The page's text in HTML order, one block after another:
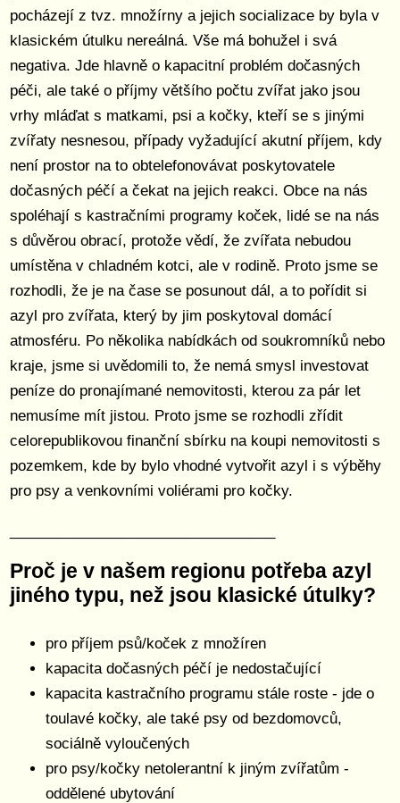
pocházejí z tvz. množírny a jejich socializace by byla v
klasickém útulku nereálná. Vše má bohužel i svá
negativa. Jde hlavně o kapacitní problém dočasných
péči, ale také o příjmy většího počtu zvířat jako jsou
vrhy mláďat s matkami, psi a kočky, kteří se s jinými
zvířaty nesnesou, případy vyžadující akutní příjem, kdy
není prostor na to obtelefonovávat poskytovatele
dočasných péčí a čekat na jejich reakci. Obce na nás
spoléhají s kastračními programy koček, lidé se na nás
s důvěrou obrací, protože vědí, že zvířata nebudou
umístěna v chladném kotci, ale v rodině. Proto jsme se
rozhodli, že je na čase se posunout dál, a to pořídit si
azyl pro zvířata, který by jim poskytoval domácí
atmosféru. Po několika nabídkách od soukromníků nebo
kraje, jsme si uvědomili to, že nemá smysl investovat
peníze do pronajímané nemovitosti, kterou za pár let
nemusíme mít jistou. Proto jsme se rozhodli zřídit
celorepublikovou finanční sbírku na koupi nemovitosti s
pozemkem, kde by bylo vhodné vytvořit azyl i s výběhy
pro psy a venkovními voliérami pro kočky.
Proč je v našem regionu potřeba azyl
jiného typu, než jsou klasické útulky?
pro příjem psů/koček z množíren
kapacita dočasných péčí je nedostačující
kapacita kastračního programu stále roste - jde o
toulavé kočky, ale také psy od bezdomovců,
sociálně vyloučených
pro psy/kočky netolerantní k jiným zvířatům -
oddělené ubytování